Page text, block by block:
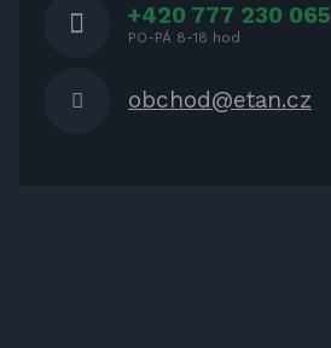
+420 777 230 065
PO-PÁ 8-18 hod
obchod@etan.cz